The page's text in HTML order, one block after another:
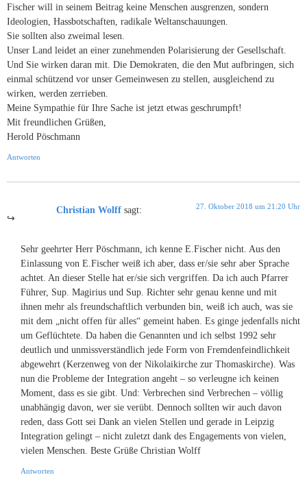
Fischer will in seinem Beitrag keine Menschen ausgrenzen, sondern
Ideologien, Hassbotschaften, radikale Weltanschauungen.
Sie sollten also zweimal lesen.
Unser Land leidet an einer zunehmenden Polarisierung der Gesellschaft.
Und Sie wirken daran mit. Die Demokraten, die den Mut aufbringen, sich
einmal schützend vor unser Gemeinwesen zu stellen, ausgleichend zu
wirken, werden zerrieben.
Meine Sympathie für Ihre Sache ist jetzt etwas geschrumpft!
Mit freundlichen Grüßen,
Herold Pöschmann
Antworten
Christian Wolff sagt: 27. Oktober 2018 um 21:20 Uhr
Sehr geehrter Herr Pöschmann, ich kenne E.Fischer nicht. Aus den
Einlassung von E.Fischer weiß ich aber, dass er/sie sehr aber Sprache
achtet. An dieser Stelle hat er/sie sich vergriffen. Da ich auch Pfarrer
Führer, Sup. Magirius und Sup. Richter sehr genau kenne und mit
ihnen mehr als freundschaftlich verbunden bin, weiß ich auch, was sie
mit dem „nicht offen für alles“ gemeint haben. Es ginge jedenfalls nicht
um Geflüchtete. Da haben die Genannten und ich selbst 1992 sehr
deutlich und unmissverständlich jede Form von Fremdenfeindlichkeit
abgewehrt (Kerzenweg von der Nikolaikirche zur Thomaskirche). Was
nun die Probleme der Integration angeht – so verleugne ich keinen
Moment, dass es sie gibt. Und: Verbrechen sind Verbrechen – völlig
unabhängig davon, wer sie verübt. Dennoch sollten wir auch davon
reden, dass Gott sei Dank an vielen Stellen und gerade in Leipzig
Integration gelingt – nicht zuletzt dank des Engagements von vielen,
vielen Menschen. Beste Grüße Christian Wolff
Antworten